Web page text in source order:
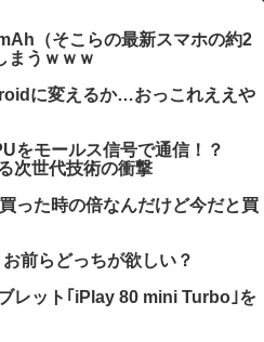
（そこらの最新スマホの約2
まうｗｗｗ
に変えるか…おっこれええや
をモールス信号で通信！？
次世代技術の衝撃
った時の倍なんだけど今だと買
らどっちが欲しい？
レット｢iPlay 80 mini Turbo｣を